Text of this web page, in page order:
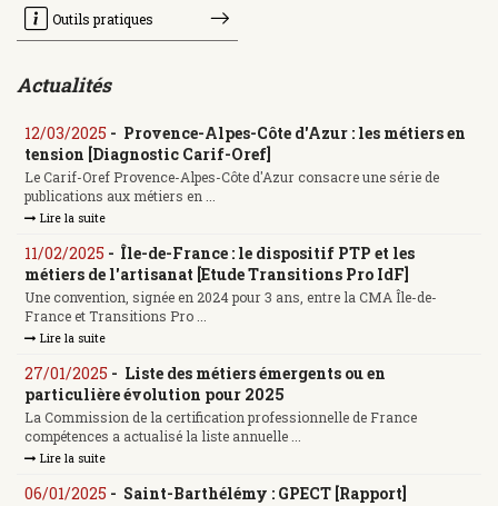
Outils pratiques
Actualités
12/03/2025 - Provence-Alpes-Côte d'Azur : les métiers en
tension [Diagnostic Carif-Oref]
Le Carif-Oref Provence-Alpes-Côte d'Azur consacre une série de
publications aux métiers en ...
Lire la suite
11/02/2025 - Île-de-France : le dispositif PTP et les
métiers de l'artisanat [Etude Transitions Pro IdF]
Une convention, signée en 2024 pour 3 ans, entre la CMA Île-de-
France et Transitions Pro ...
Lire la suite
27/01/2025 - Liste des métiers émergents ou en
particulière évolution pour 2025
La Commission de la certification professionnelle de France
compétences a actualisé la liste annuelle ...
Lire la suite
06/01/2025 - Saint-Barthélémy : GPECT [Rapport]